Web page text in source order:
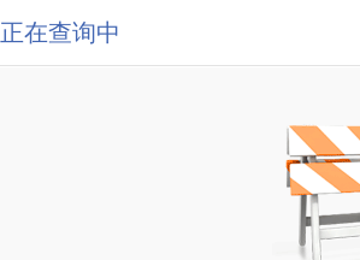
正在查询中